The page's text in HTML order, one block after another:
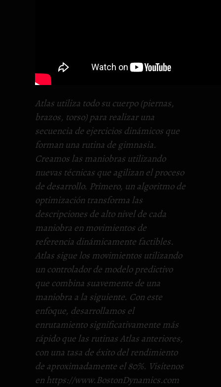
Atlas utiliza todo su cuerpo (piernas,
brazos, torso) para realizar una
secuencia de ejercicios dinámicos que
forman una rutina de gimnasia.
Creamos las maniobras utilizando
nuevas técnicas que agilizan el proceso
de desarrollo. Primero, un algoritmo de
optimización transforma las
descripciones de alto nivel de cada
maniobra en movimientos de
referencia dinámicamente factibles.
Atlas sigue los movimientos utilizando
un controlador de modelo predictivo
que combina suavemente de una
maniobra a la siguiente. Con este
enfoque, desarrollamos el
enrutamiento significativamente más
rápido que las rutinas Atlas anteriores,
con una tasa de éxito del rendimiento
de aproximadamente el 80%. Visítenos
en https://www.BostonDynamics.com